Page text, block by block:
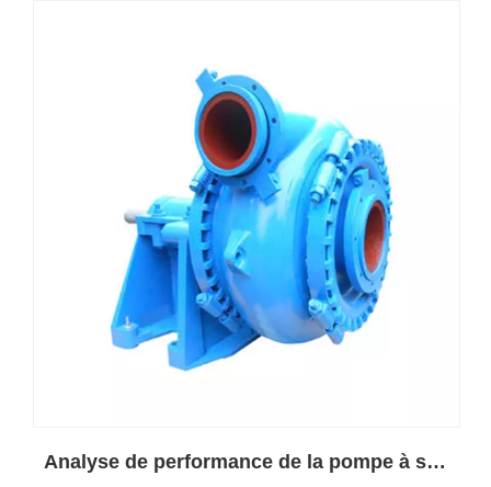
Analyse de performance de la pompe à sable grossier